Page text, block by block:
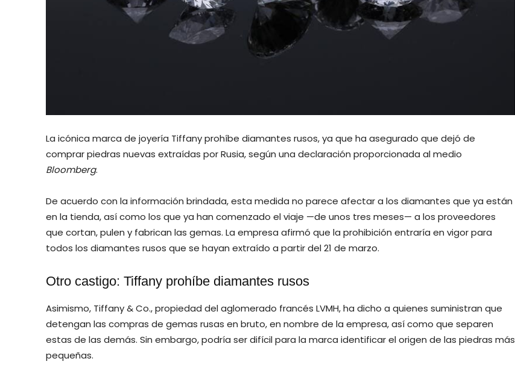
La icónica marca de joyería Tiffany prohíbe diamantes rusos, ya que ha asegurado que dejó de
comprar piedras nuevas extraídas por Rusia, según una declaración proporcionada al medio
Bloomberg.
De acuerdo con la información brindada, esta medida no parece afectar a los diamantes que ya están
en la tienda, así como los que ya han comenzado el viaje —de unos tres meses— a los proveedores
que cortan, pulen y fabrican las gemas. La empresa afirmó que la prohibición entraría en vigor para
todos los diamantes rusos que se hayan extraído a partir del 21 de marzo.
Otro castigo: Tiffany prohíbe diamantes rusos
Asimismo, Tiffany & Co., propiedad del aglomerado francés LVMH, ha dicho a quienes suministran que
detengan las compras de gemas rusas en bruto, en nombre de la empresa, así como que separen
estas de las demás. Sin embargo, podría ser difícil para la marca identificar el origen de las piedras más
pequeñas.